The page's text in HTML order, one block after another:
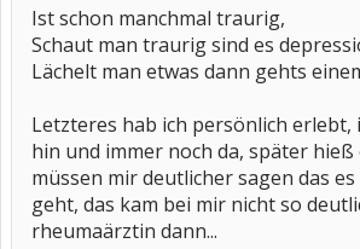
Ist schon manchmal traurig,
Schaut man traurig sind es
Lächelt man etwas dann gehts
Letzteres hab ich persönlich erlebt,
hin und immer noch da, später hieß
müssen mir deutlicher sagen das
geht, das kam bei mir nicht so
rheumaärztin dann...